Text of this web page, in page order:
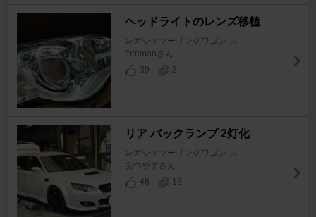
ヘッドライトのレンズ移植
レガシィツーリングワゴン [BP]
foremonさん
39
2
リア バックランプ 2灯化
レガシィツーリングワゴン [BP]
あつやまさん
46
13